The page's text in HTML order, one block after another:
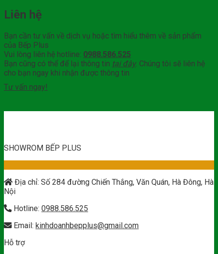
Liên hệ
Bạn cần tư vấn về dịch vụ hoặc tìm hiểu thêm về sản phẩm
của Bếp Plus
Vui lòng liên hệ hotline: 0988.586.525
Bạn cũng có thể để lại thông tin tại đây. Chúng tôi sẽ liên hệ
cho bạn ngay khi nhận được thông tin
Tư vấn ngay!
SHOWROM BẾP PLUS
Địa chỉ: Số 284 đường Chiến Thắng, Văn Quán, Hà Đông, Hà
Nội
Hotline: 0988.586.525
Email: kinhdoanhbepplus@gmail.com
Hỗ trợ